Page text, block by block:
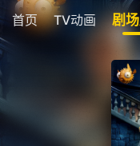
首页 TV动画 剧
我的